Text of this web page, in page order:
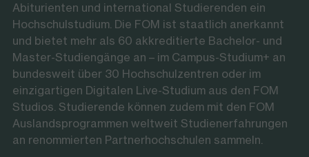
Abiturienten und international Studierenden ein
Hochschulstudium. Die FOM ist staatlich anerkannt
und bietet mehr als 60 akkreditierte Bachelor- und
Master-Studiengänge an – im Campus-Studium+ an
bundesweit über 30 Hochschulzentren oder im
einzigartigen Digitalen Live-Studium aus den FOM
Studios. Studierende können zudem mit den FOM
Auslandsprogrammen weltweit Studienerfahrungen
an renommierten Partnerhochschulen sammeln.